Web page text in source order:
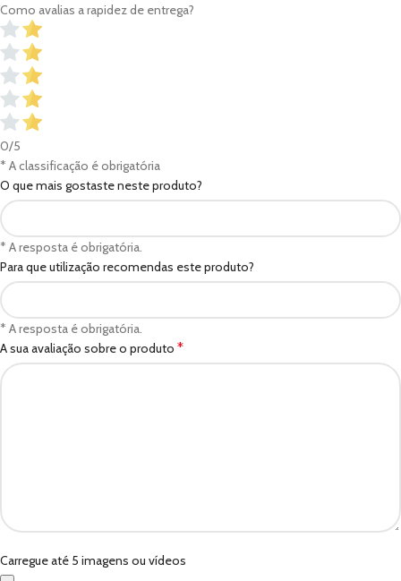
Como avalias a rapidez de entrega?
0/5
* A classificação é obrigatória
O que mais gostaste neste produto?
* A resposta é obrigatória.
Para que utilização recomendas este produto?
* A resposta é obrigatória.
A sua avaliação sobre o produto *
Carregue até 5 imagens ou vídeos